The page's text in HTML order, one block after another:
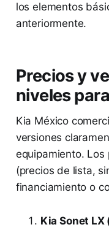
los elementos
anteriormente.
Precios y
niveles
Kia México
versiones
equipamiento. Los
(precios de lista,
financiamiento o
Kia Sonet LX